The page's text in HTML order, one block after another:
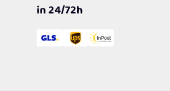
in 24/72h